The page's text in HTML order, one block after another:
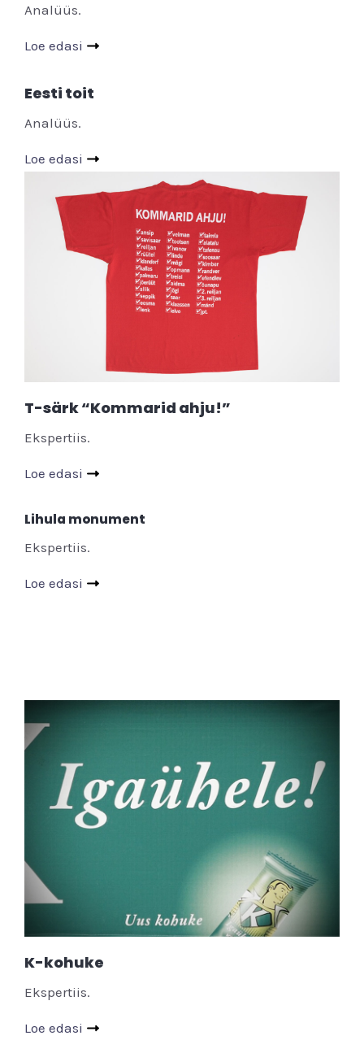
Analüüs.
Loe edasi
Eesti toit
Analüüs.
Loe edasi
T-särk “Kommarid ahju!”
Ekspertiis.
Loe edasi
Lihula monument
Ekspertiis.
Loe edasi
K-kohuke
Ekspertiis.
Loe edasi